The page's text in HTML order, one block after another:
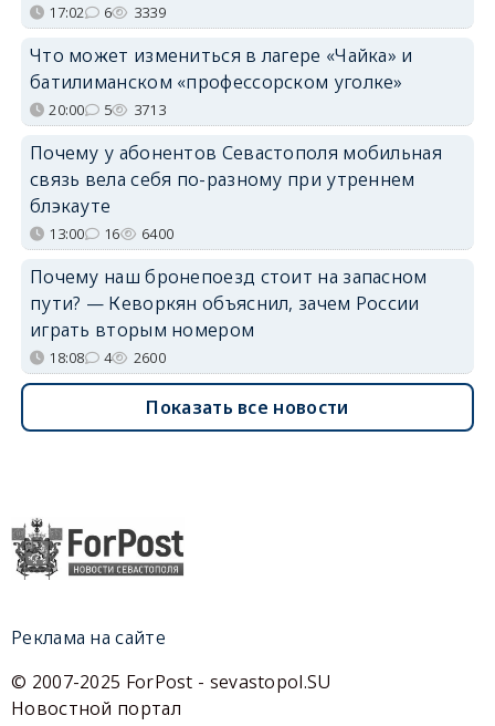
17:02 6 3339
Что может измениться в лагере «Чайка» и
батилиманском «профессорском уголке»
20:00 5 3713
Почему у абонентов Севастополя мобильная
связь вела себя по-разному при утреннем
блэкауте
13:00 16 6400
Почему наш бронепоезд стоит на запасном
пути? — Кеворкян объяснил, зачем России
играть вторым номером
18:08 4 2600
Показать все новости
Реклама на сайте
© 2007-2025 ForPost - sevastopol.SU
Новостной портал